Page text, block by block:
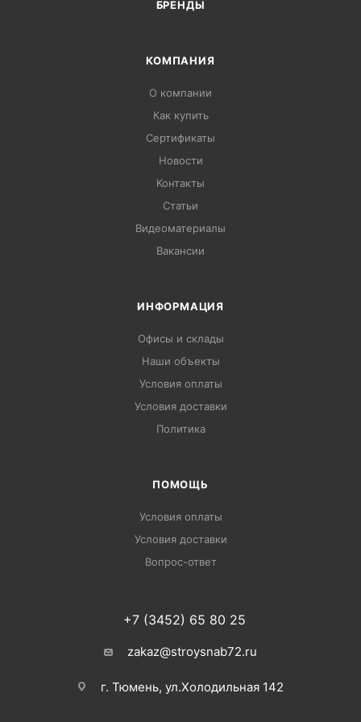
БРЕНДЫ
КОМПАНИЯ
О компании
Как купить
Сертификаты
Новости
Контакты
Статьи
Видеоматериалы
Вакансии
ИНФОРМАЦИЯ
Офисы и склады
Наши объекты
Условия оплаты
Условия доставки
Политика
ПОМОЩЬ
Условия оплаты
Условия доставки
Вопрос-ответ
+7 (3452) 65 80 25
zakaz@stroysnab72.ru
г. Тюмень, ул.Холодильная 142